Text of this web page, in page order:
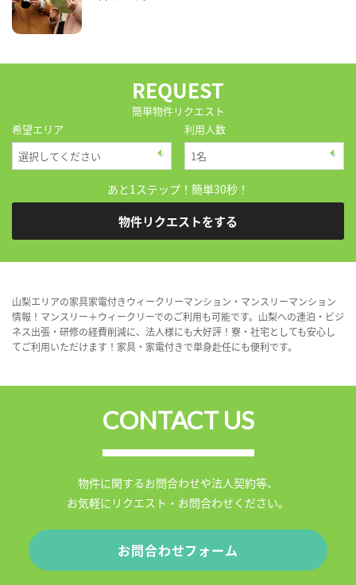
REQUEST
簡単物件リクエスト
希望エリア
利用人数
あと1ステップ！簡単30秒！
物件リクエストをする
山梨エリアの家具家電付きウィークリーマンション・マンスリーマンション
情報！マンスリー＋ウィークリーでのご利用も可能です。山梨への連泊・ビジ
ネス出張・研修の経費削減に、法人様にも大好評！寮・社宅としても安心し
てご利用いただけます！家具・家電付きで単身赴任にも便利です。
CONTACT US
物件に関するお問合わせや法人契約等、
お気軽にリクエスト・お問合わせください。
お問合わせフォーム